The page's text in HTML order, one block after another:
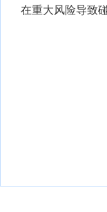
在重大风险导致